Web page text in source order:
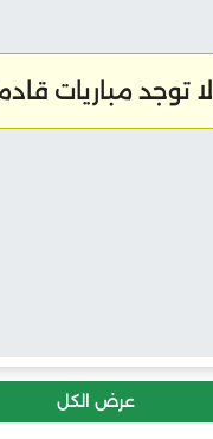
لا توجد مباريات
عرض الكل